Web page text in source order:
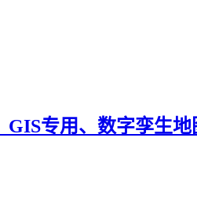
GIS专用、数字孪生